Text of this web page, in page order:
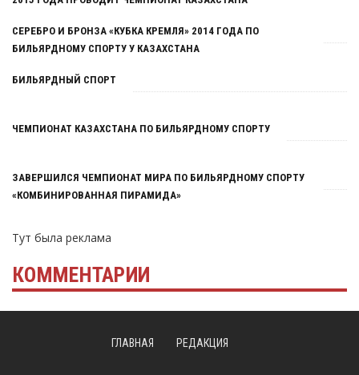
СЕРЕБРО И БРОНЗА «КУБКА КРЕМЛЯ» 2014 ГОДА ПО
БИЛЬЯРДНОМУ СПОРТУ У КАЗАХСТАНА
БИЛЬЯРДНЫЙ СПОРТ
ЧЕМПИОНАТ КАЗАХСТАНА ПО БИЛЬЯРДНОМУ СПОРТУ
ЗАВЕРШИЛСЯ ЧЕМПИОНАТ МИРА ПО БИЛЬЯРДНОМУ СПОРТУ
«КОМБИНИРОВАННАЯ ПИРАМИДА»
Тут была реклама
КОММЕНТАРИИ
ГЛАВНАЯ РЕДАКЦИЯ